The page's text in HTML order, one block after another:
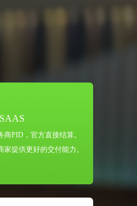
PID，官方直接结算。
提供更好的交付能力。